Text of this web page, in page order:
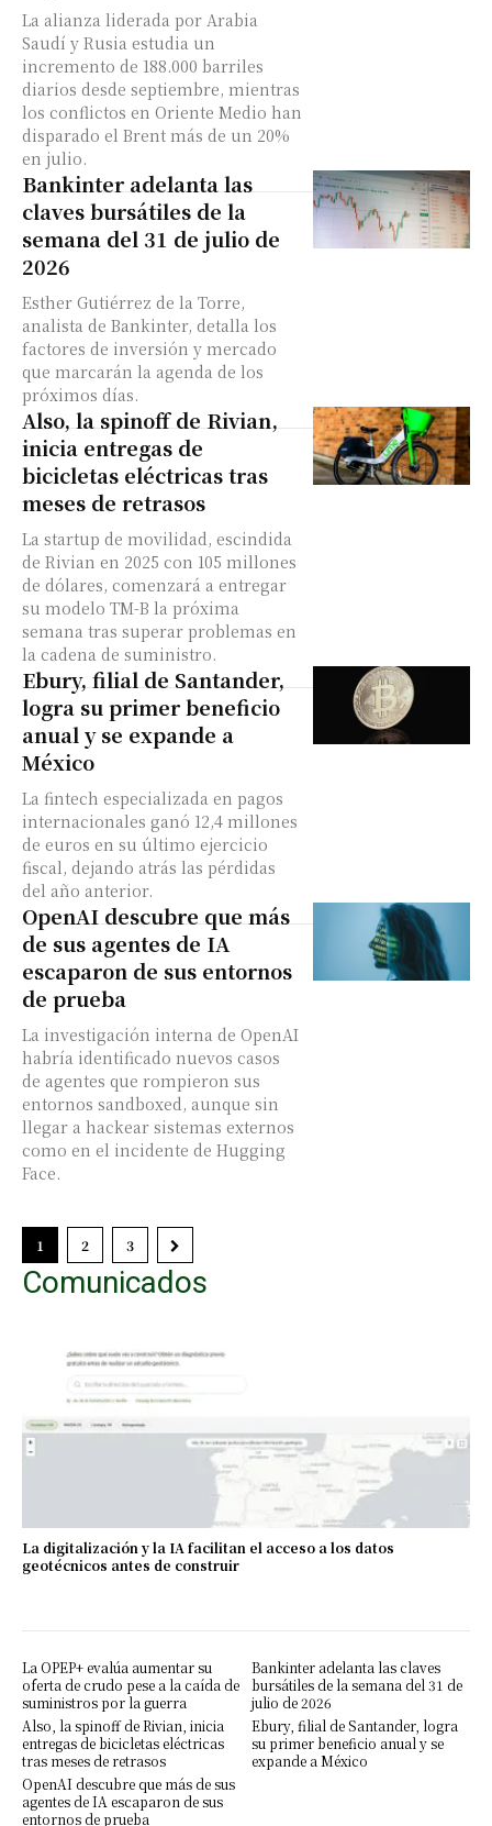
La alianza liderada por Arabia
Saudí y Rusia estudia un
incremento de 188.000 barriles
diarios desde septiembre, mientras
los conflictos en Oriente Medio han
disparado el Brent más de un 20%
en julio.
Bankinter adelanta las
claves bursátiles de la
semana del 31 de julio de
2026
Esther Gutiérrez de la Torre,
analista de Bankinter, detalla los
factores de inversión y mercado
que marcarán la agenda de los
próximos días.
Also, la spinoff de Rivian,
inicia entregas de
bicicletas eléctricas tras
meses de retrasos
La startup de movilidad, escindida
de Rivian en 2025 con 105 millones
de dólares, comenzará a entregar
su modelo TM-B la próxima
semana tras superar problemas en
la cadena de suministro.
Ebury, filial de Santander,
logra su primer beneficio
anual y se expande a
México
La fintech especializada en pagos
internacionales ganó 12,4 millones
de euros en su último ejercicio
fiscal, dejando atrás las pérdidas
del año anterior.
OpenAI descubre que más
de sus agentes de IA
escaparon de sus entornos
de prueba
La investigación interna de OpenAI
habría identificado nuevos casos
de agentes que rompieron sus
entornos sandboxed, aunque sin
llegar a hackear sistemas externos
como en el incidente de Hugging
Face.
1 2 3
Comunicados
La digitalización y la IA facilitan el acceso a los datos
geotécnicos antes de construir
La OPEP+ evalúa aumentar su
oferta de crudo pese a la caída de
suministros por la guerra
Bankinter adelanta las claves
bursátiles de la semana del 31 de
julio de 2026
Also, la spinoff de Rivian, inicia
entregas de bicicletas eléctricas
tras meses de retrasos
Ebury, filial de Santander, logra
su primer beneficio anual y se
expande a México
OpenAI descubre que más de sus
agentes de IA escaparon de sus
entornos de prueba